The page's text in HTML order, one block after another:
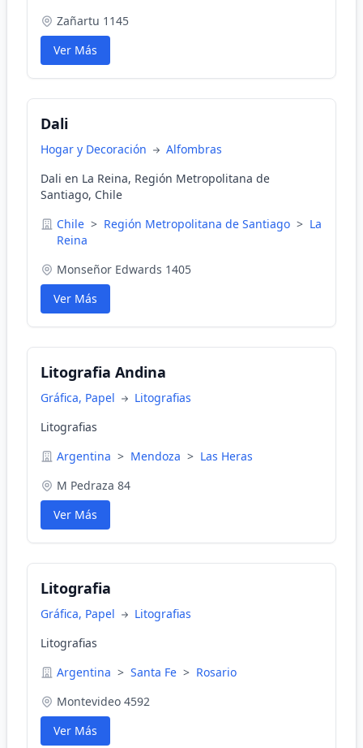
Zañartu 1145
Ver Más
Dali
Hogar y Decoración
Alfombras
Dali en La Reina, Región Metropolitana de
Santiago, Chile
Chile > Región Metropolitana de Santiago > La
Reina
Monseñor Edwards 1405
Ver Más
Litografia Andina
Gráfica, Papel
Litografias
Litografias
Argentina > Mendoza > Las Heras
M Pedraza 84
Ver Más
Litografia
Gráfica, Papel
Litografias
Litografias
Argentina > Santa Fe > Rosario
Montevideo 4592
Ver Más